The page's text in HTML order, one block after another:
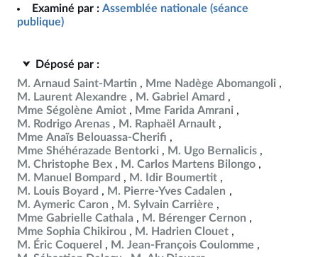
Examiné par : Assemblée nationale (séance
publique)
Déposé par :
M. Arnaud Saint-Martin
Mme Nadège Abomangoli
M. Laurent Alexandre
M. Gabriel Amard
Mme Ségolène Amiot
Mme Farida Amrani
M. Rodrigo Arenas
M. Raphaël Arnault
Mme Anaïs Belouassa-Cherifi
Mme Shéhérazade Bentorki
M. Ugo Bernalicis
M. Christophe Bex
M. Carlos Martens Bilongo
M. Manuel Bompard
M. Idir Boumertit
M. Louis Boyard
M. Pierre-Yves Cadalen
M. Aymeric Caron
M. Sylvain Carrière
Mme Gabrielle Cathala
M. Bérenger Cernon
Mme Sophia Chikirou
M. Hadrien Clouet
M. Éric Coquerel
M. Jean-François Coulomme